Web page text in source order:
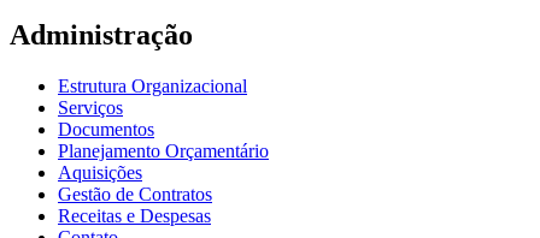
Administração
Estrutura Organizacional
Serviços
Documentos
Planejamento Orçamentário
Aquisições
Gestão de Contratos
Receitas e Despesas